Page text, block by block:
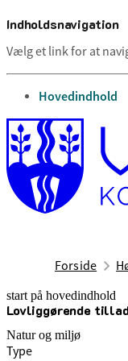
Indholdsnavigation
Vælg et link for at
gå til
Hovedindhold
Forside
start på hovedindhold
Lovliggørende
senest opdateret 8.
Natur og miljø
Type